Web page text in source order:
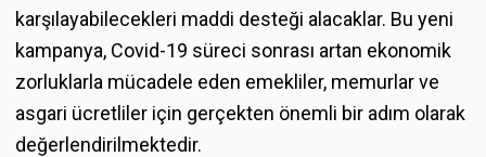
karşılayabilecekleri maddi desteği alacaklar. Bu yeni
kampanya, Covid-19 süreci sonrası artan ekonomik
zorluklarla mücadele eden emekliler, memurlar ve
asgari ücretliler için gerçekten önemli bir adım olarak
değerlendirilmektedir.